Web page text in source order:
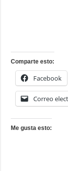
Comparte esto:
Facebook
Correo
Me gusta esto: